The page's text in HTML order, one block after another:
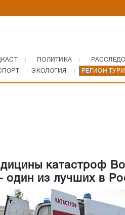
ПОЛИТИКА
ЭКОЛОГИЯ РЕГИОН
катастроф
один из лучших в